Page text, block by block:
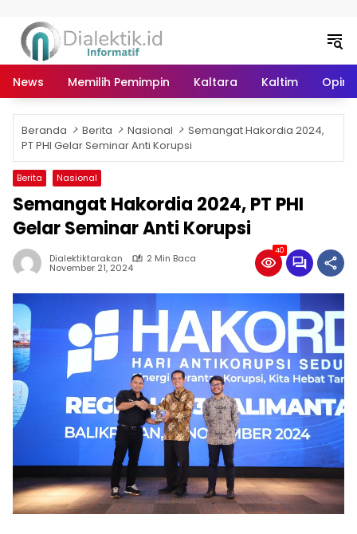
News Memilih Pemimpin Kaltara Kaltim Opini
Beranda Berita Nasional
Semangat Hakordia 2024,
PT PHI Gelar Seminar Anti Korupsi
Berita Nasional
Semangat Hakordia 2024, PT PHI
Gelar Seminar Anti Korupsi
Dialektiktarakan 2 Min Baca
November 21, 2024
40